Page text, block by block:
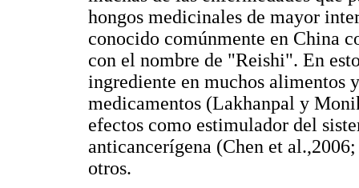
hongos medicinales de mayor
conocido comúnmente en China
con el nombre de "Reishi". En
ingrediente en muchos alimentos
medicamentos (Lakhanpal y
efectos como estimulador del
anticancerígena (Chen et
otros.